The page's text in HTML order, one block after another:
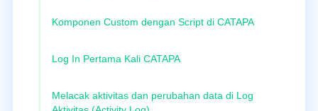
Komponen Custom dengan Script di CATAPA
Log In Pertama Kali CATAPA
Melacak aktivitas dan perubahan data di Log